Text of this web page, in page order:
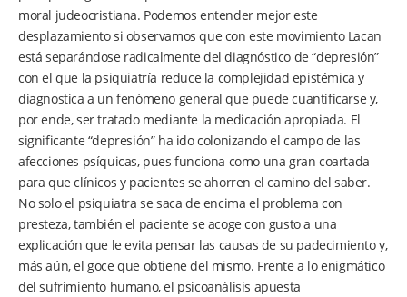
moral judeocristiana. Podemos entender mejor este
desplazamiento si observamos que con este movimiento Lacan
está separándose radicalmente del diagnóstico de “depresión”
con el que la psiquiatría reduce la complejidad epistémica y
diagnostica a un fenómeno general que puede cuantificarse y,
por ende, ser tratado mediante la medicación apropiada. El
significante “depresión” ha ido colonizando el campo de las
afecciones psíquicas, pues funciona como una gran coartada
para que clínicos y pacientes se ahorren el camino del saber.
No solo el psiquiatra se saca de encima el problema con
presteza, también el paciente se acoge con gusto a una
explicación que le evita pensar las causas de su padecimiento y,
más aún, el goce que obtiene del mismo. Frente a lo enigmático
del sufrimiento humano, el psicoanálisis apuesta